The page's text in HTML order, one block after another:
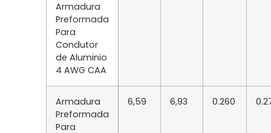
Armadura
Preformada
Para
Condutor
de Aluminio
4 AWG CAA
Armadura
Preformada
Para
6,59 6,93 0.260